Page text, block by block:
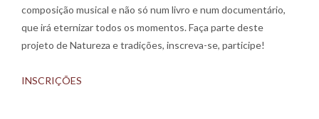
composição musical e não só num livro e num documentário,
que irá eternizar todos os momentos. Faça parte deste
projeto de Natureza e tradições, inscreva-se, participe!
INSCRIÇÕES